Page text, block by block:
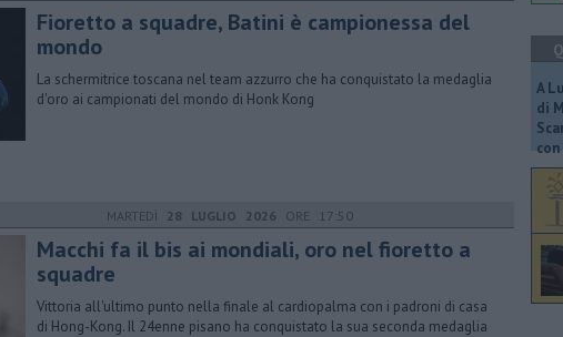
Fioretto a squadre, Batini è campionessa del
mondo
La schermitrice toscana nel team azzurro che ha conquistato la medaglia
d'oro ai campionati del mondo di Honk Kong
MARTEDÌ 28 LUGLIO 2026 ORE 17:50
Macchi fa il bis ai mondiali, oro nel fioretto a
squadre
Vittoria all'ultimo punto nella finale al cardiopalma con i padroni di casa
di Hong-Kong. Il 24enne pisano ha conquistato la sua seconda medaglia
A
di